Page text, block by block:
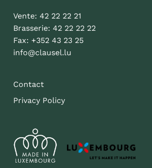
Vente: 42 22 22 21
Brasserie: 42 22 22 22
Fax: +352 43 23 25
info@clausel.lu
Contact
Privacy Policy